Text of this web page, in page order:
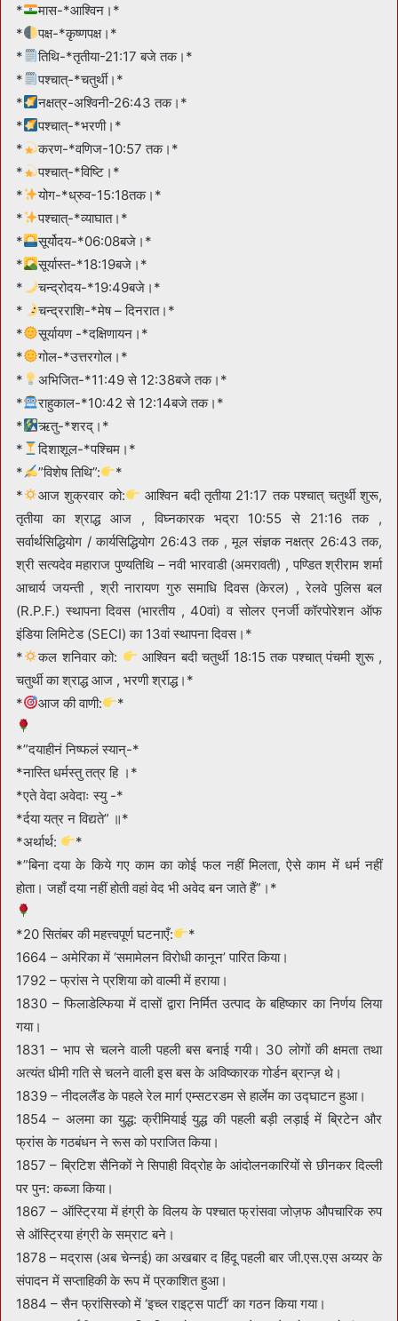
*
मास-*आश्विन।*
*
पक्ष-*कृष्णपक्ष।*
*
तिथि-*तृतीया-21:17 बजे तक।*
*
पश्चात्-*चतुर्थी।*
*
नक्षत्र-अश्विनी-26:43 तक।*
*
पश्चात्-*भरणी।*
*
करण-*वणिज-10:57 तक।*
*
पश्चात्-*विष्टि।*
*
योग-*ध्रुव-15:18तक।*
*
पश्चात्-*व्याघात।*
*
सूर्योदय-*06:08बजे।*
*
सूर्यास्त-*18:19बजे।*
*
चन्द्रोदय-*19:49बजे।*
*
चन्द्रराशि-*मेष – दिनरात।*
*
सूर्यायण -*दक्षिणायन।*
*
गोल-*उत्तरगोल।*
*
अभिजित-*11:49 से 12:38बजे तक।*
*
राहुकाल-*10:42 से 12:14बजे तक।*
*
ऋतु-*शरद्।*
*
दिशाशूल-*पश्चिम।*
*
”विशेष तिथि”:
*
*
आज शुक्रवार को:
आश्विन बदी तृतीया 21:17 तक पश्चात् चतुर्थी शुरू,
तृतीया का श्राद्ध आज , विघ्नकारक भद्रा 10:55 से 21:16 तक ,
सर्वार्थसिद्धियोग / कार्यसिद्धियोग 26:43 तक , मूल संज्ञक नक्षत्र 26:43 तक,
श्री सत्यदेव महाराज पुण्यतिथि – नवी भारवाडी (अमरावती) , पण्डित श्रीराम शर्मा
आचार्य जयन्ती , श्री नारायण गुरु समाधि दिवस (केरल) , रेलवे पुलिस बल
(R.P.F.) स्थापना दिवस (भारतीय , 40वां) व सोलर एनर्जी कॉरपोरेशन ऑफ
इंडिया लिमिटेड (SECI) का 13वां स्थापना दिवस।*
*
कल शनिवार को:
आश्विन बदी चतुर्थी 18:15 तक पश्चात् पंचमी शुरू ,
चतुर्थी का श्राद्ध आज , भरणी श्राद्ध।*
*
आज की वाणी: *
*”दयाहीनं निष्फलं स्यान्-*
*नास्ति धर्मस्तु तत्र हि ।*
*एते वेदा अवेदाः स्यु -*
*र्दया यत्र न विद्यते” ॥*
*अर्थार्थ:
*
*”बिना दया के किये गए काम का कोई फल नहीं मिलता, ऐसे काम में धर्म नहीं
होता। जहाँ दया नहीं होती वहां वेद भी अवेद बन जाते हैं”।*
*20 सितंबर की महत्त्वपूर्ण घटनाएँ:
*
1664 – अमेरिका में ‘समामेलन विरोधी कानून’ पारित किया।
1792 – फ्रांस ने प्रशिया को वाल्मी में हराया।
1830 – फिलाडेल्फिया में दासों द्वारा निर्मित उत्पाद के बहिष्कार का निर्णय लिया
गया।
1831 – भाप से चलने वाली पहली बस बनाई गयी। 30 लोगों की क्षमता तथा
अत्यंत धीमी गति से चलने वाली इस बस के अविष्कारक गोर्डन ब्रान्ज़ थे।
1839 – नीदललैंड के पहले रेल मार्ग एम्सटरडम से हार्लेम का उद्घाटन हुआ।
1854 – अलमा का युद्ध: क्रीमियाई युद्ध की पहली बड़ी लड़ाई में ब्रिटेन और
फ्रांस के गठबंधन ने रूस को पराजित किया।
1857 – ब्रिटिश सैनिकों ने सिपाही विद्रोह के आंदोलनकारियों से छीनकर दिल्ली
पर पुन: कब्जा किया।
1867 – ऑस्ट्रिया में हंग्री के विलय के पश्चात फ्रांसवा जोज़फ औपचारिक रुप
से ऑस्ट्रिया हंग्री के सम्राट बने।
1878 – मद्रास (अब चेन्नई) का अखबार द हिंदू पहली बार जी.एस.एस अय्यर के
संपादन में सप्ताहिकी के रूप में प्रकाशित हुआ।
1884 – सैन फ्रांसिस्को में ‘इच्ल राइट्स पार्टी’ का गठन किया गया।